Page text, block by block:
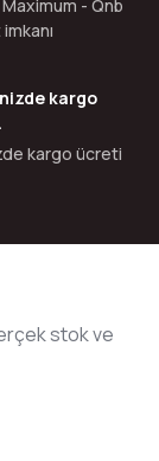
- Qnb
kargo
kargo ücreti
stok ve